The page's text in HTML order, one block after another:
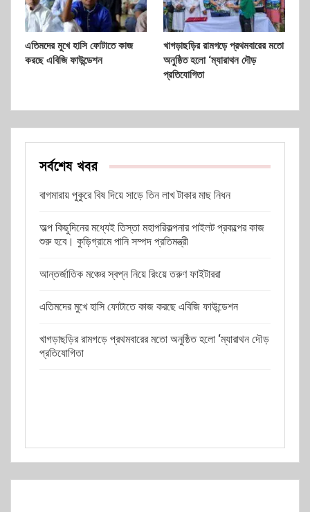
এতিমদের মুখে হাসি ফোটাতে কাজ
করছে এবিজি ফাউন্ডেশন
খাগড়াছড়ির রামগড়ে প্রথমবারের মতো
অনুষ্ঠিত হলো ‘ম্যারাথন দৌড়
প্রতিযোগিতা
সর্বশেষ খবর
বাগমারায় পুকুরে বিষ দিয়ে সাড়ে তিন লাখ টাকার মাছ নিধন
অল্প কিছুদিনের মধ্যেই তিস্তা মহাপরিকল্পনার পাইলট প্রকল্পের কাজ
শুরু হবে। কুড়িগ্রামে পানি সম্পদ প্রতিমন্ত্রী
আন্তর্জাতিক মঞ্চের স্বপ্ন নিয়ে রিংয়ে তরুণ ফাইটাররা
এতিমদের মুখে হাসি ফোটাতে কাজ করছে এবিজি ফাউন্ডেশন
খাগড়াছড়ির রামগড়ে প্রথমবারের মতো অনুষ্ঠিত হলো ‘ম্যারাথন দৌড়
প্রতিযোগিতা